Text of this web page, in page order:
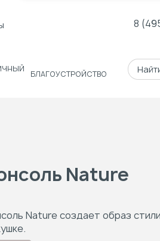
8
БЛАГОУСТРОЙСТВО
Nature
Nature создает образ